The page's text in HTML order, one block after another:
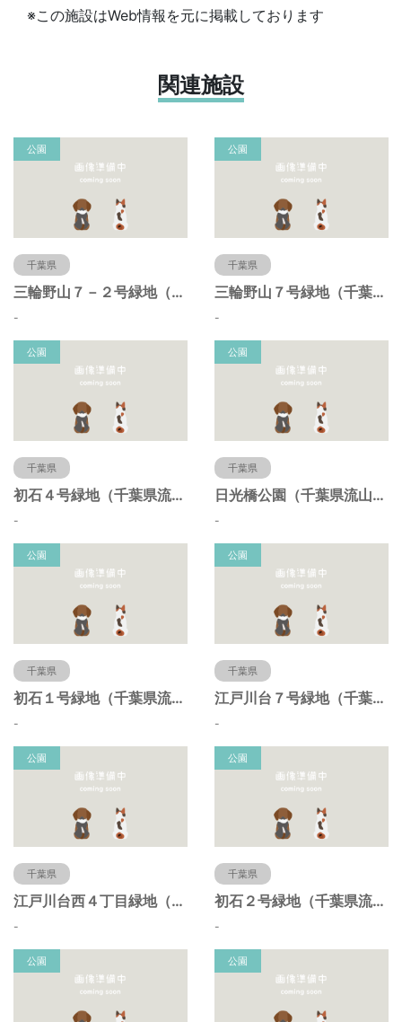
※この施設はWeb情報を元に掲載しております
関連施設
公園
千葉県
三輪野山７－２号緑地（千葉県流山市）
-
公園
千葉県
三輪野山７号緑地（千葉県流山市）
-
公園
千葉県
初石４号緑地（千葉県流山市）
-
公園
千葉県
日光橋公園（千葉県流山市）
-
公園
千葉県
初石１号緑地（千葉県流山市）
-
公園
千葉県
江戸川台７号緑地（千葉県流山市）
-
公園
千葉県
江戸川台西４丁目緑地（千葉県流山市）
-
公園
千葉県
初石２号緑地（千葉県流山市）
-
公園 公園